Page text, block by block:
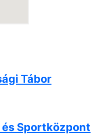
Tábor
Sportközpont